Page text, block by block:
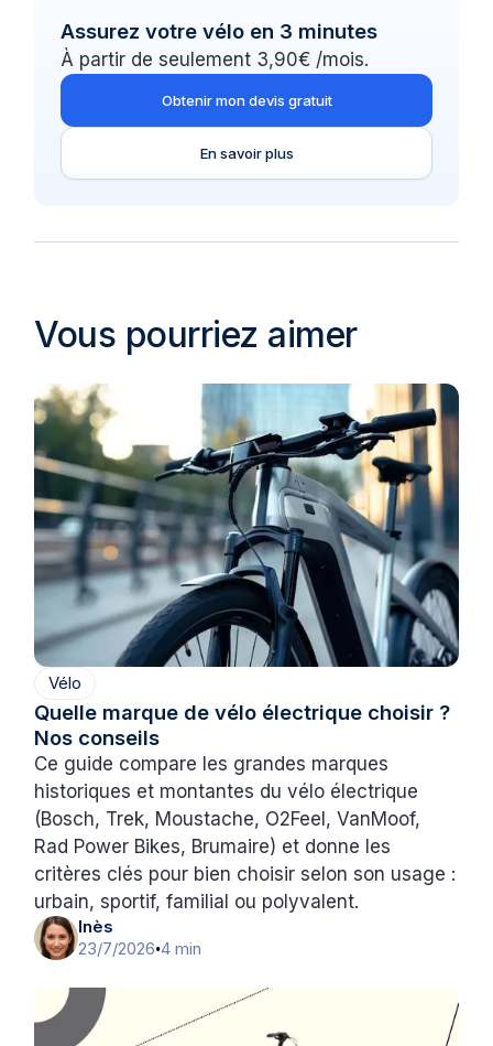
Assurez votre vélo en 3 minutes
À partir de seulement 3,90€ /mois.
Obtenir mon devis gratuit
En savoir plus
Vous pourriez aimer
Vélo
Quelle marque de vélo électrique choisir ?
Nos conseils
Ce guide compare les grandes marques
historiques et montantes du vélo électrique
(Bosch, Trek, Moustache, O2Feel, VanMoof,
Rad Power Bikes, Brumaire) et donne les
critères clés pour bien choisir selon son usage :
urbain, sportif, familial ou polyvalent.
Inès
23/7/2026•4 min